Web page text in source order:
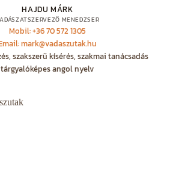
HAJDU MÁRK
MENEDZSER
Mobil: +36 70 572 1305
mark@vadaszutak.hu
szakszerű kísérés, szakmai tanácsadás
tárgyalóképes angol nyelv